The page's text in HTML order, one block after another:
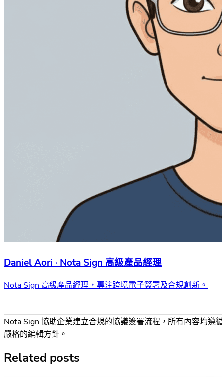
Daniel Aori · Nota Sign 高級產品經理
Nota Sign 高級產品經理，專注跨境電子簽署及合規創新。
Nota Sign 協助企業建立合規的協議簽署流程，所有內容均遵
嚴格的編輯方針。
Related posts